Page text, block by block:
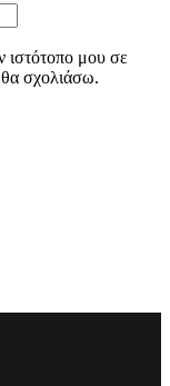
ιστότοπο μου σε
σχολιάσω.